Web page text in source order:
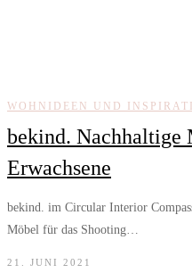
WOHNIDEEN UND
bekind. Nachhaltige
Erwachsene
bekind. im Circular Interior
Möbel für das Shooting…
21. JUNI 2021